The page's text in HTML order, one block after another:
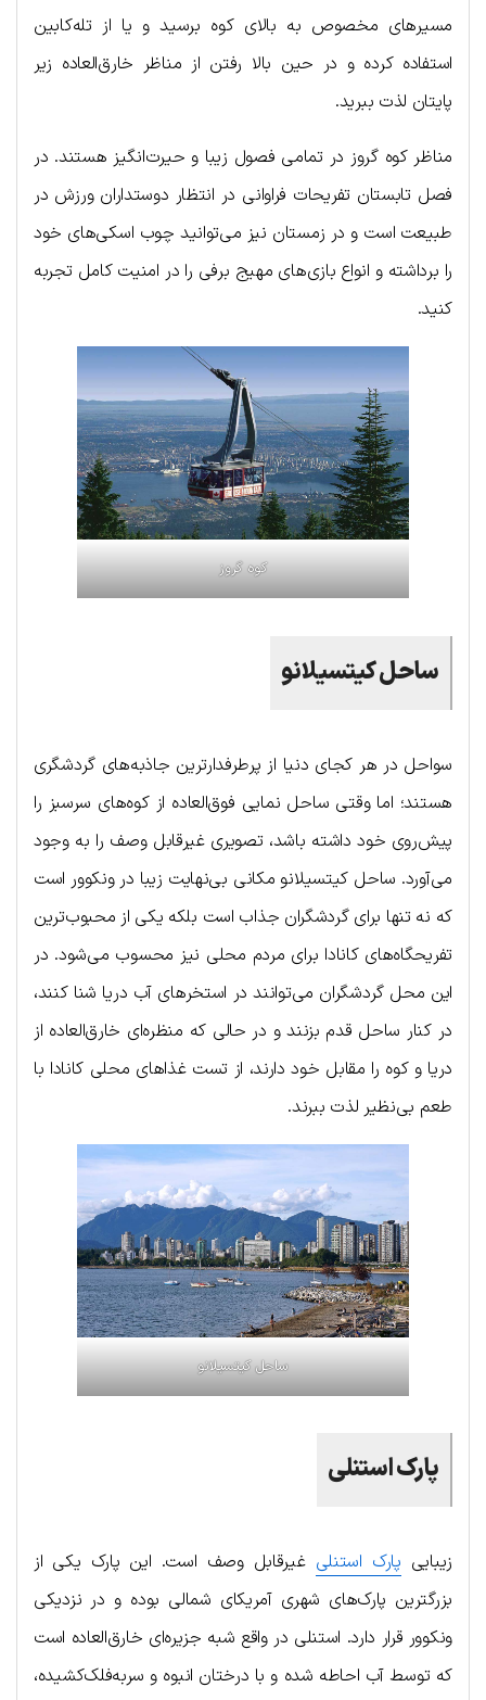
مسیرهای مخصوص به بالای کوه برسید و یا از تله‌کابین
استفاده کرده و در حین بالا رفتن از مناظر خارق‌العاده زیر
پایتان لذت ببرید.
مناظر کوه گروز در تمامی فصول زیبا و حیرت‌انگیز هستند. در
فصل تابستان تفریحات فراوانی در انتظار دوستداران ورزش در
طبیعت است و در زمستان نیز می‌توانید چوب اسکی‌های خود
را برداشته و انواع بازی‌های مهیج برفی را در امنیت کامل تجربه
کنید.
کوه گروز
ساحل کیتسیلانو
سواحل در هر کجای دنیا از پرطرفدارترین جاذبه‌های گردشگری
هستند؛ اما وقتی ساحل نمایی فوق‌العاده از کوه‌های سرسبز را
پیش‌روی خود داشته باشد، تصویری غیرقابل وصف را به وجود
می‌آورد. ساحل کیتسیلانو مکانی بی‌نهایت زیبا در ونکوور است
که نه تنها برای گردشگران جذاب است بلکه یکی از محبوب‌ترین
تفریحگاه‌های کانادا برای مردم محلی نیز محسوب می‌شود. در
این محل گردشگران می‌توانند در استخرهای آب دریا شنا کنند،
در کنار ساحل قدم بزنند و در حالی که منظره‌ای خارق‌العاده از
دریا و کوه را مقابل خود دارند، از تست غذاهای محلی کانادا با
طعم بی‌نظیر لذت ببرند.
ساحل کیتسیلانو
پارک استنلی
زیبایی پارک استنلی غیرقابل وصف است. این پارک یکی از
بزرگترین پارک‌های شهری آمریکای شمالی بوده و در نزدیکی
ونکوور قرار دارد. استنلی در واقع شبه جزیره‌ای خارق‌العاده است
که توسط آب احاطه شده و با درختان انبوه و سربه‌فلک‌کشیده،